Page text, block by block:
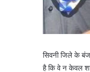
सिवनी जिले के
है कि वे न केवल